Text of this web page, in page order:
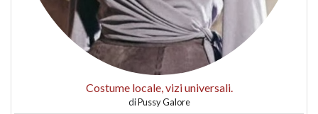
Costume locale, vizi universali.
diPussy Galore